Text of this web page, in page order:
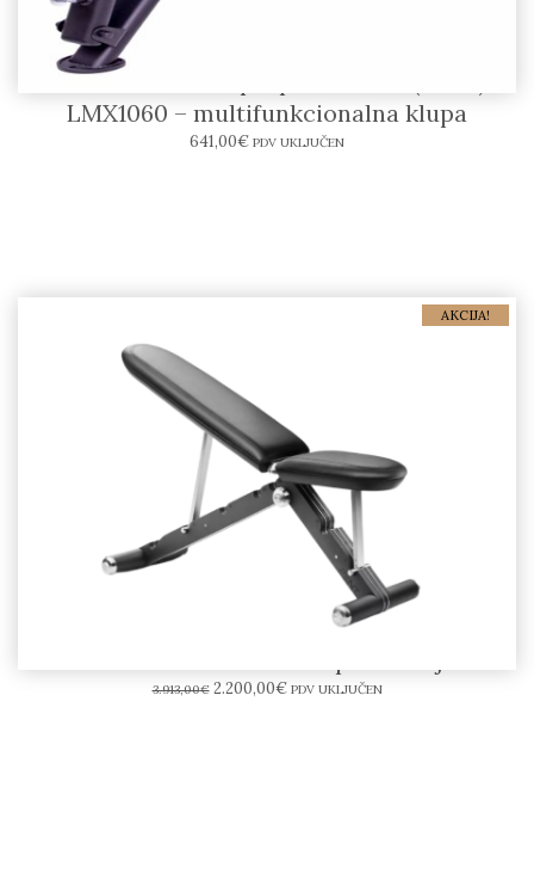
LIFEMAXX Multi purpose bench (black)
LMX1060 – multifunkcionalna klupa
641,00€ PDV UKLJUČEN
AKCIJA!
3.913,00€ 2.200,00€ PDV UKLJUČEN